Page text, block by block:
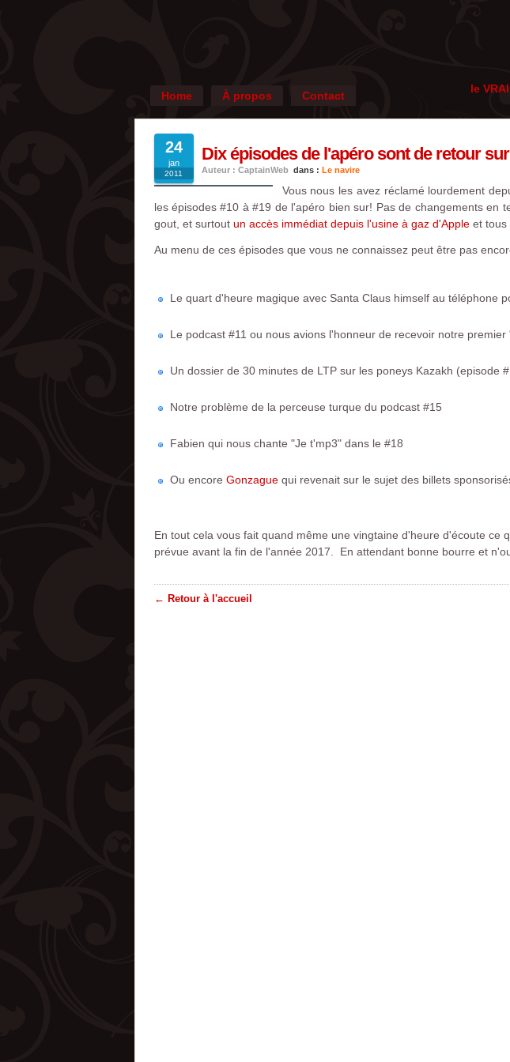
le
Home À propos Contact
24
jan
2011
Dix épisodes de l'apéro sont de retour
Auteur : CaptainWeb dans : Le navire
Vous nous les avez réclamé lourdement
les épisodes #10 à #19 de l'apéro bien sur! Pas de changements en
gout, et surtout un accès immédiat depuis l'usine à gaz d'Appleet tous
Au menu de ces épisodes que vous ne connaissez peut être pas
Le quart d'heure magique avec Santa Claus himself au téléphone
Le podcast #11 ou nous avions l'honneur de recevoir notre
Un dossier de 30 minutes de LTP sur les poneys Kazakh (episode
Notre problème de la perceuse turque du podcast #15
Fabien qui nous chante "Je t'mp3" dans le #18
Ou encore Gonzaguequi revenait sur le sujet des billets
En tout cela vous fait quand même une vingtaine d'heure d'écoute
prévue avant la fin de l'année 2017. En attendant bonne bourre et
← Retour à l'accueil